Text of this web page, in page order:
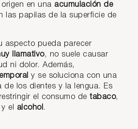
en una acumulación de
las papilas de la superficie de
aspecto pueda parecer
llamativo, no suele causar
ni dolor. Además,
y se soluciona con una
de los dientes y la lengua. Es
el consumo detabaco,
el alcohol .